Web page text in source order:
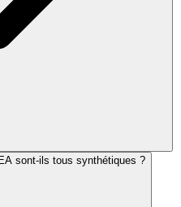
sont-ils tous synthétiques ?